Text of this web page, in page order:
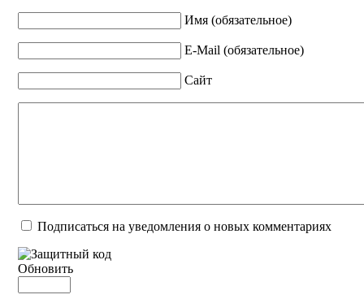
Имя (обязательное)
E-Mail (обязательное)
Сайт
Подписаться на уведомления о новых комментариях
Обновить